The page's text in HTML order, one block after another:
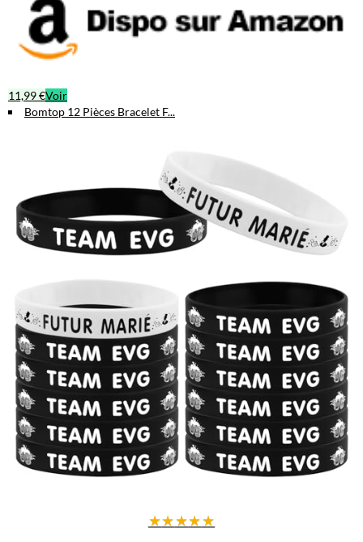
11,99 €Voir
Bomtop 12 Pièces Bracelet F...
★★★★★